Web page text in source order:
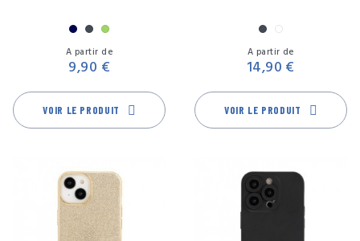
Marine
NoirVert
A partir de
9,90 €
VOIR LE PRODUIT
NoirTransparent
A partir de
14,90 €
VOIR LE PRODUIT